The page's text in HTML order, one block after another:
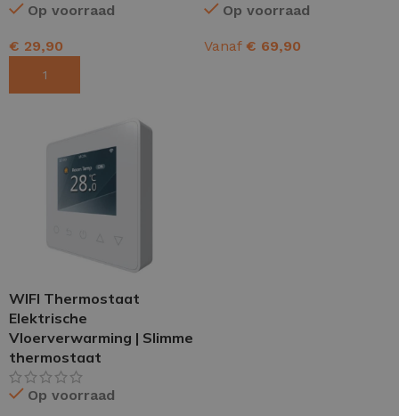
Op voorraad
€ 29,90
Op voorraad
Vanaf € 69,90
WIFI Thermostaat
Elektrische
Vloerverwarming | Slimme
thermostaat
Op voorraad